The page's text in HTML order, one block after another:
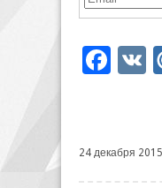
Facebook
VK
24 декабря 2015